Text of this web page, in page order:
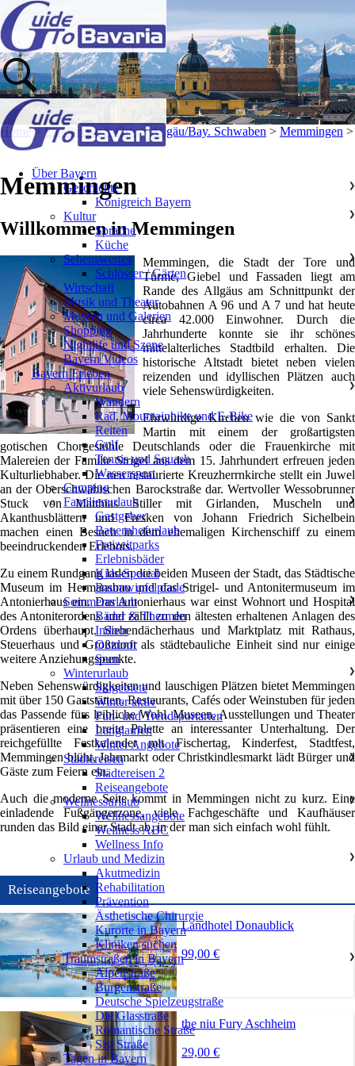
Home>Landkreise & Orte>Allgäu/Bay. Schwaben > Memmingen >
Memmingen
Willkommen in Memmingen
Memmingen, die Stadt der Tore und
Türme, Giebel und Fassaden liegt am
Rande des Allgäus am Schnittpunkt der
Autobahnen A 96 und A 7 und hat heute
circa 42.000 Einwohner. Durch die
Jahrhunderte konnte sie ihr schönes
mittelalterliches Stadtbild erhalten. Die
historische Altstadt bietet neben vielen
reizenden und idyllischen Plätzen auch
viele Sehenswürdigkeiten.
Ehrwürdige Kirchen wie die von Sankt
Martin mit einem der großartigsten
gotischen Chorgestühle Deutschlands oder die Frauenkirche mit
Malereien der Familie Strigel aus dem 15. Jahrhundert erfreuen jeden
Kulturliebhaber. Die neu restaurierte Kreuzherrnkirche stellt ein Juwel
an der Oberschwäbischen Barockstraße dar. Wertvoller Wessobrunner
Stuck von Matthias Stiller mit Girlanden, Muscheln und
Akanthusblättern und Fresken von Johann Friedrich Sichelbein
machen einen Besuch in dem ehemaligen Kirchenschiff zu einem
beeindruckenden Erlebnis.
Zu einem Rundgang laden die beiden Museen der Stadt, das Städtische
Museum im Hermansbau und das Strigel- und Antonitermuseum im
Antonierhaus ein. Das Antonierhaus war einst Wohnort und Hospital
des Antoniterordens und zählt zu den ältesten erhaltenen Anlagen des
Ordens überhaupt. Siebendächerhaus und Marktplatz mit Rathaus,
Steuerhaus und Großzunft als städtebauliche Einheit sind nur einige
weitere Anziehungspunkte.
Neben Sehenswürdigkeiten und lauschigen Plätzen bietet Memmingen
mit über 150 Gaststätten, Restaurants, Cafés oder Weinstuben für jeden
das Passende fürs leibliche Wohl. Museen, Ausstellungen und Theater
präsentieren eine breite Palette an interessanter Unterhaltung. Der
reichgefüllte Festkalender mit Fischertag, Kinderfest, Stadtfest,
Memmingen blüht, Jahrmarkt oder Christkindlesmarkt lädt Bürger und
Gäste zum Feiern ein.
Auch die moderne Seite kommt in Memmingen nicht zu kurz. Eine
einladende Fußgängerzone, viele Fachgeschäfte und Kaufhäuser
runden das Bild einer Stadt ab, in der man sich einfach wohl fühlt.
Reiseangebote
Landhotel Donaublick
99,00 €
the niu Fury Aschheim
29,00 €
Über Bayern
Geschichte
❯
Königreich Bayern
Kultur
❯
Sprache
Küche
Sehenswertes
❯
Schlösser / Gärten
Wirtschaft
Musik und Theater
Museen und Galerien
Shopping
Nightlife und Szene
Bayern Videos
Bayern Erleben
Aktivurlaub
❯
Wandern
Rad, Mountainbike und E-Bike
Reiten
Golf
Tennis und Squash
Wassersport
Camping
Familienurlaub
❯
Gastgeber
Bauernhofurlaub
Freizeitparks
Erlebnisbäder
Kids-Special
Baumwipfelpfade
Sommerurlaub
❯
Bäder & Thermen
Indoor
Outdoor
Seen
Winterurlaub
❯
Skigebiete
Winter aktiv
Fun- und Trendsportarten
Langlaufen
Winter Angebote
Städtereisen
❯
Städtereisen 2
Reiseangebote
Wellnessurlaub
❯
Wellnessangebote
Wellness ABC
Wellness Info
Urlaub und Medizin
❯
Akutmedizin
Rehabilitation
Prävention
Ästhetische Chirurgie
Kurorte in Bayern
Kliniken suchen
Traumstraßen in Bayern
❯
Alpenstraße
Burgenstraße
Deutsche Spielzeugstraße
Die Glasstraße
Romantische Straße
Sisi Straße
Tagen in Bayern